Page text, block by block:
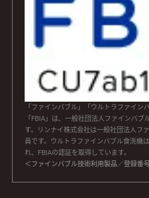
「ファインバブル」「ウルトラファイン
「FBIA」は、一般社団法人ファインバ
す。リンナイ株式会社は一般社団法人フ
員です。ウルトラファインバブル食洗機
れ、FBIAの認証を取得しています。
＜ファインバブル技術利用製品／登録番